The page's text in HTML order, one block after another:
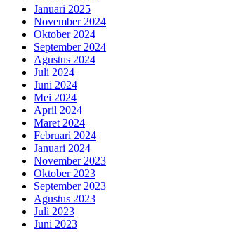
Januari 2025
November 2024
Oktober 2024
September 2024
Agustus 2024
Juli 2024
Juni 2024
Mei 2024
April 2024
Maret 2024
Februari 2024
Januari 2024
November 2023
Oktober 2023
September 2023
Agustus 2023
Juli 2023
Juni 2023